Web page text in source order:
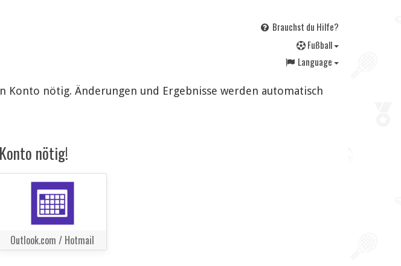
Brauchst du Hilfe?
Fußball
Language
Konto nötig. Änderungen und Ergebnisse werden automatisch
nötig!
Outlook.com / Hotmail